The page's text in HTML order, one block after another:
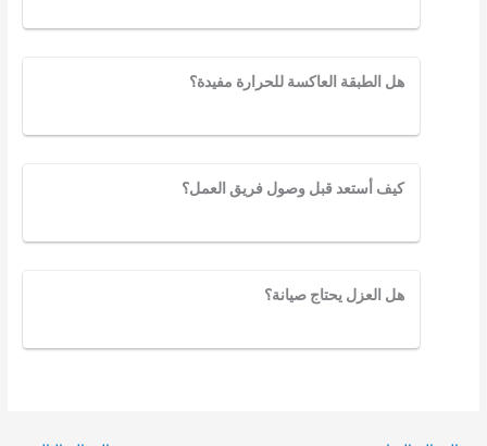
هل الطبقة العاكسة للحرارة مفيدة؟
كيف أستعد قبل وصول فريق العمل؟
هل العزل يحتاج صيانة؟